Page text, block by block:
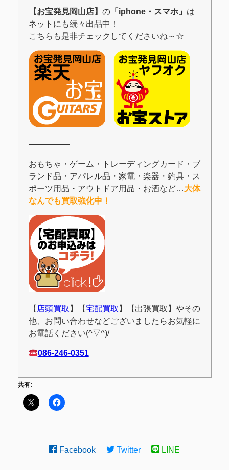
【お宝発見岡山店】 の「iphone・スマホ」 は
ネットにも続々出品中！
こちらも是非チェックしてくださいね～☆
―――――
おもちゃ・ゲーム・トレーディングカード・ブ
ランド品・アパレル品・家電・楽器・釣具・ス
ポーツ用品・アウトドア用品・お酒など…大体
なんでも買取強化中！
【 店頭買取 】【宅配買取 】【出張買取】やその
他、お問い合わせなどございましたらお気軽に
お電話ください(^▽^)/
086-246-0351
共有:
Facebook Twitter LINE